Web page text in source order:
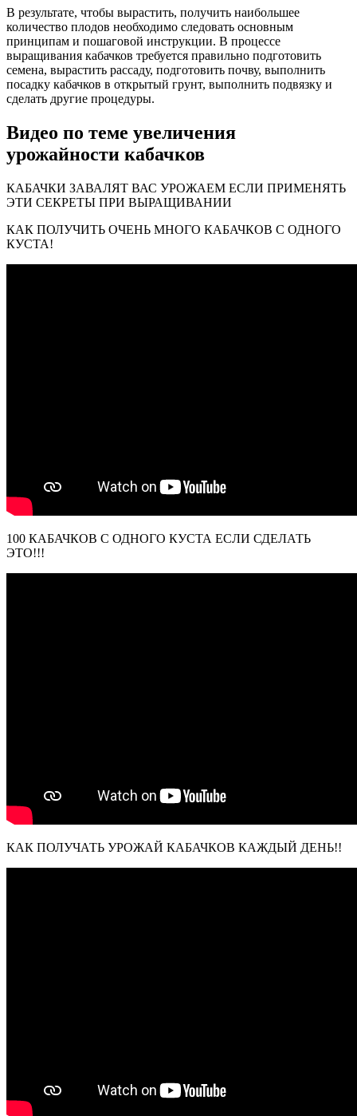
В результате, чтобы вырастить, получить наибольшее
количество плодов необходимо следовать основным
принципам и пошаговой инструкции. В процессе
выращивания кабачков требуется правильно подготовить
семена, вырастить рассаду, подготовить почву, выполнить
посадку кабачков в открытый грунт, выполнить подвязку и
сделать другие процедуры.
Видео по теме увеличения
урожайности кабачков
КАБАЧКИ ЗАВАЛЯТ ВАС УРОЖАЕМ ЕСЛИ ПРИМЕНЯТЬ
ЭТИ СЕКРЕТЫ ПРИ ВЫРАЩИВАНИИ
КАК ПОЛУЧИТЬ ОЧЕНЬ МНОГО КАБАЧКОВ С ОДНОГО
КУСТА!
100 КАБАЧКОВ С ОДНОГО КУСТА ЕСЛИ СДЕЛАТЬ
ЭТО!!!
КАК ПОЛУЧАТЬ УРОЖАЙ КАБАЧКОВ КАЖДЫЙ ДЕНЬ!!